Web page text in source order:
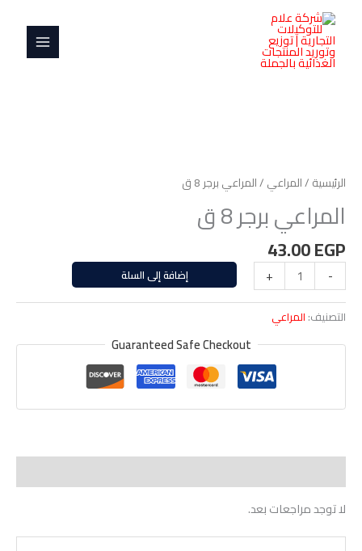
المحتوى
MENU
الرئيسية /المراعي / المراعي برجر 8 ق
المراعي برجر 8 ق
43.00EGP
-
برجر
ق
+ إضافة إلى السلة
التصنيف: المراعي
Guaranteed Safe Checkout
لا توجد مراجعات بعد.